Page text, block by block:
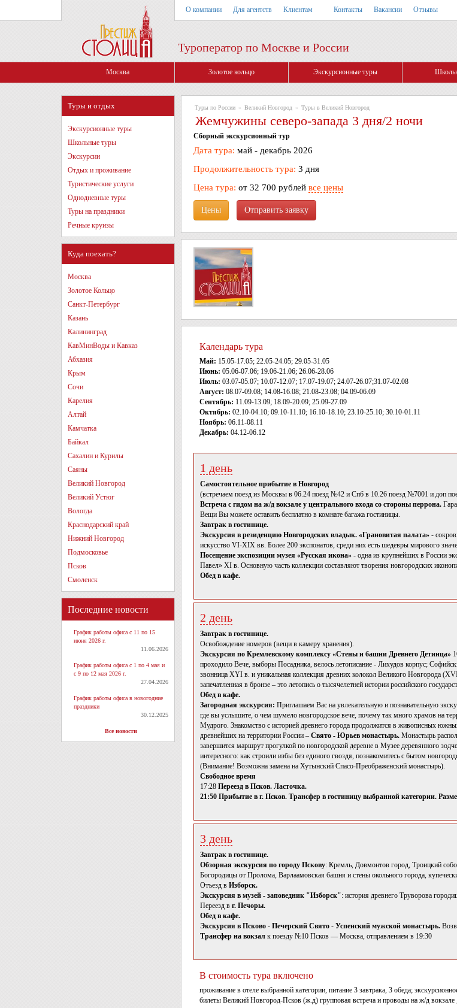
О компании Для агентств Клиентам Контакты Вакансии Отзывы
Туроператор по Москве и России
Москва Золотое кольцо Экскурсионные туры
Туры и отдых
Экскурсионные туры
Школьные туры
Экскурсии
Отдых и проживание
Туристические услуги
Однодневные туры
Туры на праздники
Речные круизы
Куда поехать?
Москва
Золотое Кольцо
Санкт-Петербург
Казань
Калининград
КавМинВоды и Кавказ
Абхазия
Крым
Сочи
Карелия
Алтай
Камчатка
Байкал
Сахалин и Курилы
Саяны
Великий Новгород
Великий Устюг
Вологда
Краснодарский край
Нижний Новгород
Подмосковье
Псков
Смоленск
Последние новости
График работы офиса с 11 по 15
июня 2026 г.
11.06.2026
График работы офиса с 1 по 4 мая и
с 9 по 12 мая 2026 г.
27.04.2026
График работы офиса в новогодние
праздники
30.12.2025
Все новости
Туры по России » Великий Новгород » Туры в Великий Новгород
Жемчужины северо-запада 3 дня/2 ночи
Сборный экскурсионный тур
Дата тура: май - декабрь 2026
Продолжительность тура: 3 дня
Цена тура: от 32 700 рублей все цены
Цены
Календарь тура
Май: 15.05-17.05; 22.05-24.05; 29.05-31.05
Июнь: 05.06-07.06; 19.06-21.06; 26.06-28.06
Июль: 03.07-05.07; 10.07-12.07; 17.07-19.07; 24.07-26.07;31.07-02.08
Август: 08.07-09.08; 14.08-16.08; 21.08-23.08; 04.09-06.09
Сентябрь: 11.09-13.09; 18.09-20.09; 25.09-27.09
Октябрь: 02.10-04.10; 09.10-11.10; 16.10-18.10; 23.10-25.10; 30.10-01.11
Ноябрь: 06.11-08.11
Декабрь: 04.12-06.12
1 день
Самостоятельное прибытие в Новгород
(встречаем поезд из Москвы в 06.24 поезд №42 и Спб в 10.26 поезд №7001 и доп
Встреча с гидом на ж/д вокзале у центрального входа со стороны перрона.
Вещи Вы можете оставить бесплатно в комнате багажа гостиницы.
Завтрак в гостинице.
Экскурсия в резиденцию Новгородских владык. «Грановитая палата» -
искусство VI-XIX вв. Более 200 экспонатов, среди них есть шедевры мирового
Посещение экспозиции музея «Русская икона» - одна из крупнейших в России
Павел» XI в. Основную часть коллекции составляют творения новгородских
Обед в кафе.
2 день
Завтрак в гостинице.
Освобождение номеров (вещи в камеру хранения).
Экскурсия по Кремлевскому комплексу «Стены и башни Древнего Детинца»
проходило Вече, выборы Посадника, велось летописание - Лихудов корпус;
звонница XYI в. и уникальная коллекция древних колокол Великого Новгорода
запечатленная в бронзе – это летопись о тысячелетней истории российского
Обед в кафе.
Загородная экскурсия: Приглашаем Вас на увлекательную и познавательную
где вы услышите, о чем шумело новгородское вече, почему так много храмов на
Мудрого. Знакомство с историей древнего города продолжится в живописных
древнейших на территории России – Свято - Юрьев монастырь. Монастырь
завершится маршрут прогулкой по новгородской деревне в Музее деревянного
интересного: как строили избы без единого гвоздя, познакомитесь с бытом
(Внимание! Возможна замена на Хутынский Спасо-Преображенский монастырь).
Свободное время
17:28 Переезд в Псков. Ласточка.
21:50 Прибытие в г. Псков. Трансфер в гостиницу выбранной категории.
3 день
Завтрак в гостинице.
Обзорная экскурсия по городу Пскову: Кремль, Довмонтов город, Троицкий
Богородицы от Пролома, Варлаамовская башня и стены окольного города,
Отъезд в Изборск.
Экскурсия в музей - заповедник "Изборск": история древнего Труворова
Переезд в г. Печоры.
Обед в кафе.
Экскурсия в Псково - Печерский Свято - Успенский мужской монастырь.
Трансфер на вокзал к поезду №10 Псков — Москва, отправлением в 19:30
В стоимость тура включено
проживание в отеле выбранной категории, питание 3 завтрака, 3 обеда;
билеты Великий Новгород-Псков (ж.д) групповая встреча и проводы на ж/д вокзале